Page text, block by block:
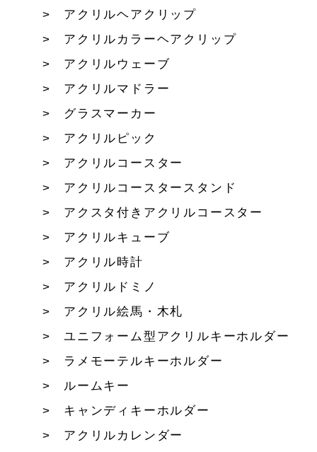
アクリルヘアクリップ
アクリルカラーヘアクリップ
アクリルウェーブ
アクリルマドラー
グラスマーカー
アクリルピック
アクリルコースター
アクリルコースタースタンド
アクスタ付きアクリルコースター
アクリルキューブ
アクリル時計
アクリルドミノ
アクリル絵馬・木札
ユニフォーム型アクリルキーホルダー
ラメモーテルキーホルダー
ルームキー
キャンディキーホルダー
アクリルカレンダー